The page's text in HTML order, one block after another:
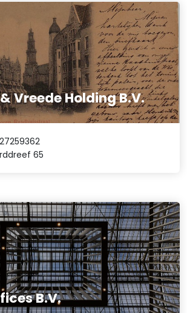
Vreede Holding B.V.
27259362
65
B.V.